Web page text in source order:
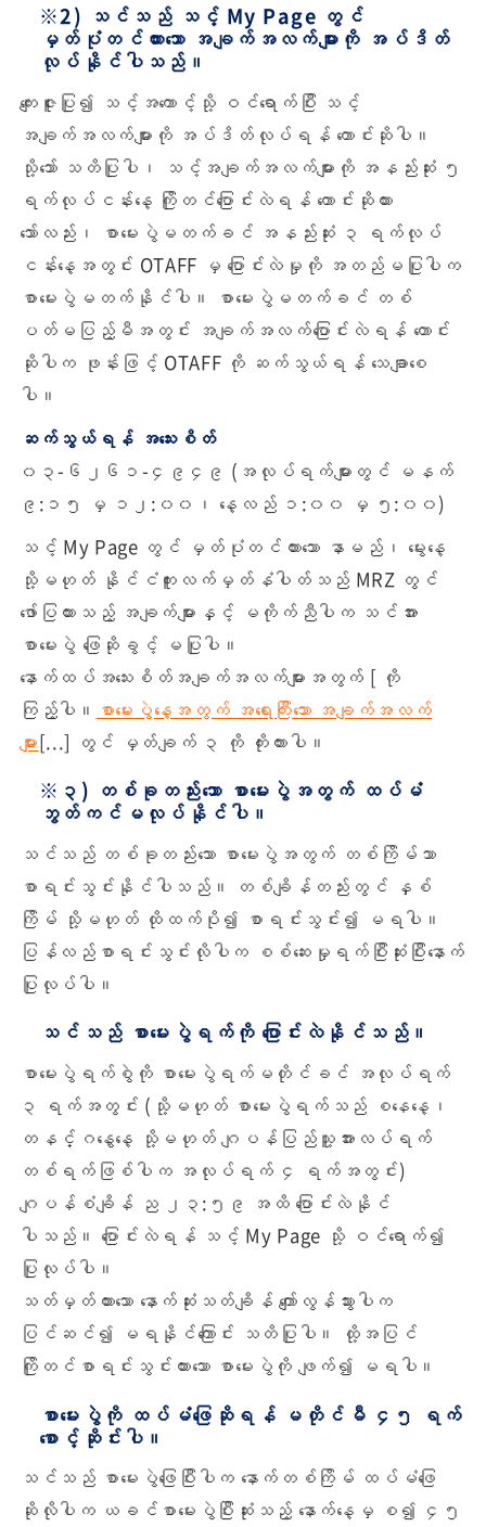
※2) သင်သည် သင့် My Page တွင်
မှတ်ပုံတင်ထားသော အချက်အလက်များကို အပ်ဒိတ်
လုပ်နိုင်ပါသည်။
ကျေးဇူးပြု၍ သင့်အကောင့်သို့ ဝင်ရောက်ပြီး သင့်
အချက်အလက်များကို အပ်ဒိတ်လုပ်ရန် တောင်းဆိုပါ။
သို့သော် သတိပြုပါ၊ သင့်အချက်အလက်များကို အနည်းဆုံး ၅
ရက်လုပ်ငန်းနေ့ ကြိုတင်ပြောင်းလဲရန် တောင်းဆိုထား
သော်လည်း၊ စာမေးပွဲမတက်ခင် အနည်းဆုံး ၃ ရက်လုပ်
ငန်းနေ့အတွင်း OTAFF မှ ပြောင်းလဲမှုကို အတည်မပြုပါက
စာမေးပွဲမတက်နိုင်ပါ။ စာမေးပွဲမတက်ခင် တစ်
ပတ်မပြည့်မီအတွင်း အချက်အလက်ပြောင်းလဲရန် တောင်း
ဆိုပါက ဖုန်းဖြင့် OTAFF ကို ဆက်သွယ်ရန် သေချာစေ
ပါ။
ဆက်သွယ်ရန် အသေးစိတ်
၀၃-၆၂၆၁-၄၉၄၉ (အလုပ်ရက်များတွင် မနက်
၉:၁၅ မှ ၁၂:၀၀၊ နေ့လည် ၁:၀၀ မှ ၅:၀၀)
သင့် My Page တွင် မှတ်ပုံတင်ထားသော နာမည်၊ မွေးနေ့
သို့မဟုတ် နိုင်ငံကူးလက်မှတ်နံပါတ်သည် MRZ တွင်
ဖော်ပြထားသည့် အချက်များနှင့် မကိုက်ညီပါက သင်အား
စာမေးပွဲ ဖြေဆိုခွင့် မပြုပါ။
နောက်ထပ်အသေးစိတ်အချက်အလက်များအတွက် [ ကို
ကြည့်ပါ။ စာမေးပွဲနေ့အတွက် အရေးကြီးသော အချက်အလက်
များ[...] တွင် မှတ်ချက် ၃ ကို ကိုးကားပါ။
※၃) တစ်ခုတည်းသော စာမေးပွဲအတွက် ထပ်မံ
ဘွတ်ကင်မလုပ်နိုင်ပါ။
သင်သည် တစ်ခုတည်းသော စာမေးပွဲအတွက် တစ်ကြိမ်သာ
စာရင်းသွင်းနိုင်ပါသည်။ တစ်ချိန်တည်းတွင် နှစ်
ကြိမ် သို့မဟုတ် ထိုထက်ပို၍ စာရင်းသွင်း၍ မရပါ။
ပြန်လည်စာရင်းသွင်းလိုပါက စစ်ဆေးမှုရက်ပြီးဆုံးပြီးနောက်
ပြုလုပ်ပါ။
သင်သည် စာမေးပွဲရက်ကို ပြောင်းလဲနိုင်သည်။
စာမေးပွဲရက်စွဲကို စာမေးပွဲရက်မတိုင်ခင် အလုပ်ရက်
၃ ရက်အတွင်း (သို့မဟုတ် စာမေးပွဲရက်သည် စနေနေ့၊
တနင်္ဂနွေနေ့ သို့မဟုတ် ဂျပန်ပြည်သူ့အားလပ်ရက်
တစ်ရက်ဖြစ်ပါက အလုပ်ရက် ၄ ရက်အတွင်း)
ဂျပန်စံချိန် ည ၂၃:၅၉ အထိ ပြောင်းလဲနိုင်
ပါသည်။ ပြောင်းလဲရန် သင့် My Page သို့ ဝင်ရောက်၍
ပြုလုပ်ပါ။
သတ်မှတ်ထားသော နောက်ဆုံးသတ်ချိန် ကျော်လွန်သွားပါက
ပြင်ဆင်၍ မရနိုင်ကြောင်း သတိပြုပါ။ ထို့အပြင်
ကြိုတင်စာရင်းသွင်းထားသော စာမေးပွဲကို ဖျက်၍ မရပါ။
စာမေးပွဲကို ထပ်မံဖြေဆိုရန် မတိုင်မီ ၄၅ ရက်
စောင့်ဆိုင်းပါ။
သင်သည် စာမေးပွဲဖြေပြီးပါက နောက်တစ်ကြိမ် ထပ်မံဖြေ
ဆိုလိုပါက ယခင်စာမေးပွဲပြီးဆုံးသည့် နောက်နေ့မှ စ၍ ၄၅